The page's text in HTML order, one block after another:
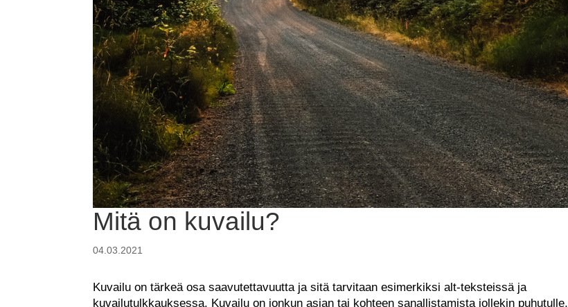
Mitä on kuvailu?
04.03.2021
Kuvailu on tärkeä osa saavutettavuutta ja sitä tarvitaan esimerkiksi alt-teksteissä ja
kuvailutulkkauksessa. Kuvailu on jonkun asian tai kohteen sanallistamista jollekin puhutulle,